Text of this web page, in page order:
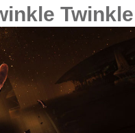
Twinkle